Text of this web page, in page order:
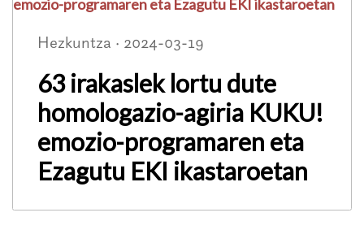
Hezkuntza · 2024-03-19
63 irakaslek lortu dute
homologazio-agiria KUKU!
emozio-programaren eta
Ezagutu EKI ikastaroetan